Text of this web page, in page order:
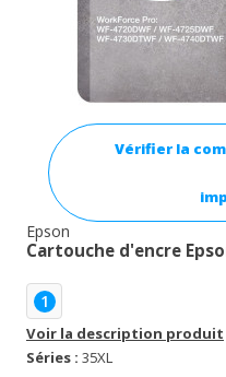
Vérifier la
Epson
Cartouche d'encre
1
Voir la description produit
Séries : 35XL